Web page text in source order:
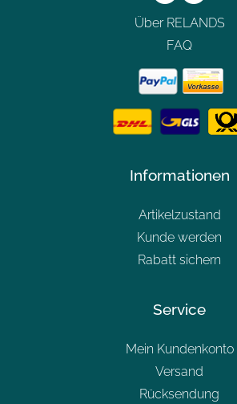
Über RELANDS
FAQ
Informationen
Artikelzustand
Kunde werden
Rabatt sichern
Service
Mein Kundenkonto
Versand
Rücksendung